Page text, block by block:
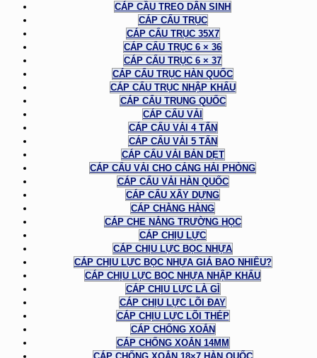
CÁP CẦU TREO DÂN SINH
CÁP CẨU TRỤC
CÁP CẨU TRỤC 35X7
CÁP CẨU TRỤC 6 × 36
CÁP CẨU TRỤC 6 × 37
CÁP CẨU TRỤC HÀN QUỐC
CÁP CẨU TRỤC NHẬP KHẨU
CÁP CẨU TRUNG QUỐC
CÁP CẨU VẢI
CÁP CẨU VẢI 4 TẤN
CÁP CẨU VẢI 5 TẤN
CÁP CẨU VẢI BẢN DẸT
CÁP CẨU VẢI CHO CẢNG HẢI PHÒNG
CÁP CẨU VẢI HÀN QUỐC
CÁP CẨU XÂY DỰNG
CÁP CHẰNG HÀNG
CÁP CHE NẮNG TRƯỜNG HỌC
CÁP CHỊU LỰC
CÁP CHỊU LỰC BỌC NHỰA
CÁP CHỊU LỰC BỌC NHỰA GIÁ BAO NHIÊU?
CÁP CHỊU LỰC BỌC NHỰA NHẬP KHẨU
CÁP CHỊU LỰC LÀ GÌ
CÁP CHỊU LỰC LÕI ĐAY
CÁP CHỊU LỰC LÕI THÉP
CÁP CHỐNG XOẮN
CÁP CHỐNG XOẮN 14MM